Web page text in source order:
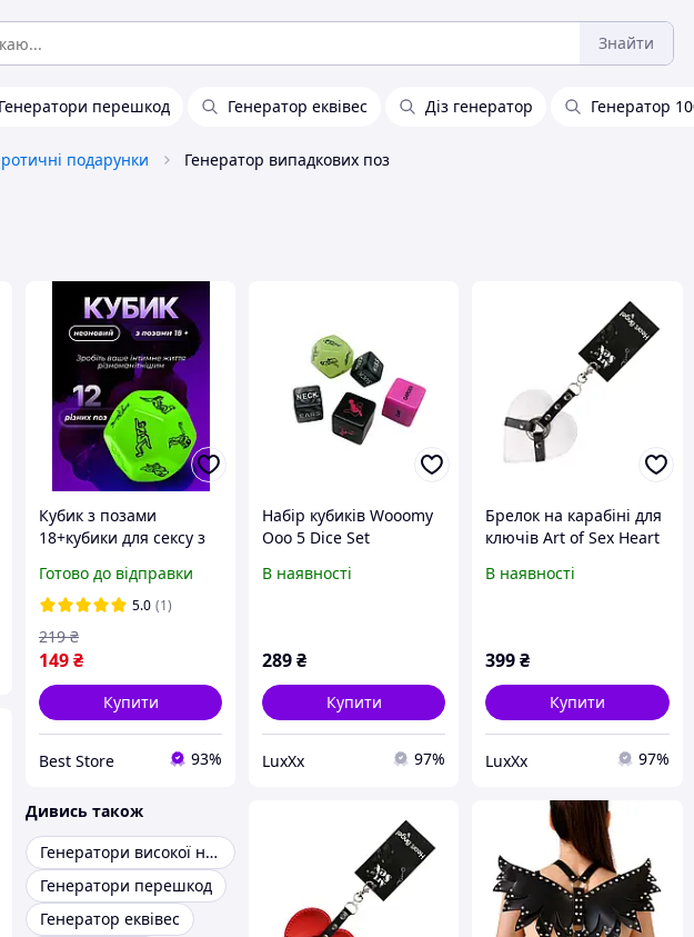
Знайти
Генератори перешкод Генератор еквівес Діз генератор Генератор
подарунки Генератор випадкових поз
Кубик з позами
18+кубики для сексу з
світяться в темряві
генератор випадкових
поз
Готово до відправки
5.0 (1)
149₴
219 ₴
Купити
Best Store 93%
Набір кубиків Wooomy
Ooo 5 Dice Set
В наявності
289₴
Купити
LuxXx 97%
Брелок на карабіні для
ключів Art of Sex Heart
Універсальний ( SX2363
В наявності
399₴
Купити
LuxXx 97%
Дивись також
Генератори високої напруги
Генератори перешкод
Генератор еквівес